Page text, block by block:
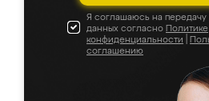
Я соглашаюсь на передачу
данных согласно Политике
конфиденциальности
соглашению